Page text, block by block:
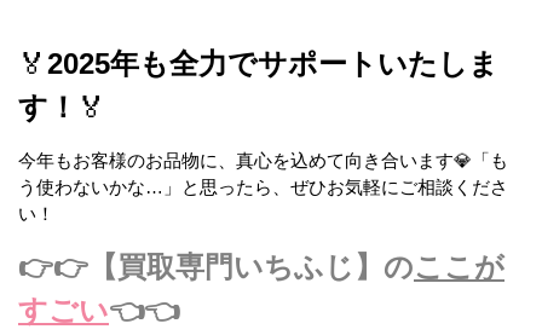
🏅 2025年も全力でサポートいたしま
す！ 🏅
今年もお客様のお品物に、真心を込めて向き合います💎「も
う使わないかな…」と思ったら、ぜひお気軽にご相談くださ
い！
👉👉【買取専門いちふじ】 のここが
すごい👈👈